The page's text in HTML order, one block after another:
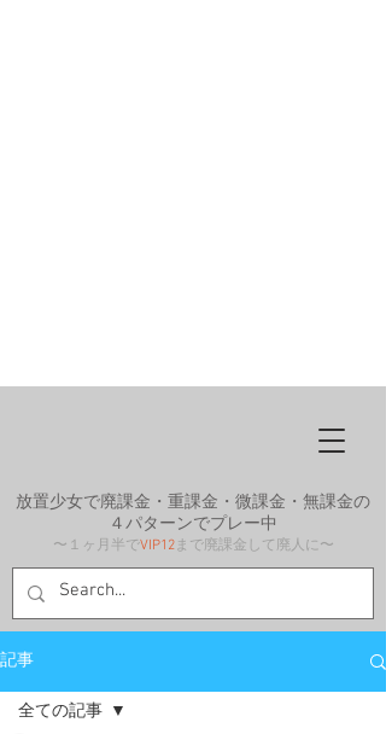
放置少女で廃課金・重課金・微課金・無課金の
４パターンでプレー中
〜１ヶ月半でVIP12まで廃課金して廃人に〜
記事
全ての記事